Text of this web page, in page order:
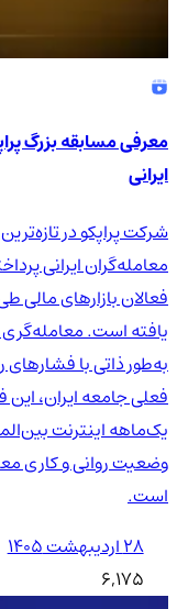
معرفی مسابقه بزرگ
ایرانی
شرکت پراپکو در
معامله‌گران ایرانی
فعالان بازارهای
یافته است. معامله‌گری
به‌طور ذاتی با فشارهای
فعلی جامعه ایران،
یک‌ماهه اینترنت
وضعیت روانی و کاری
است.
۲۸ اردیبهشت ۱۴۰۵
6,175